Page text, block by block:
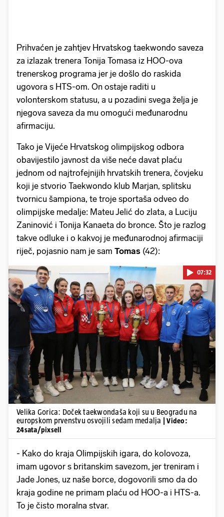
Prihvaćen je zahtjev Hrvatskog taekwondo saveza
za izlazak trenera Tonija Tomasa iz HOO-ova
trenerskog programa jer je došlo do raskida
ugovora s HTS-om. On ostaje raditi u
volonterskom statusu, a u pozadini svega želja je
njegova saveza da mu omogući međunarodnu
afirmaciju.
Tako je Vijeće Hrvatskog olimpijskog odbora
obavijestilo javnost da više neće davat plaću
jednom od najtrofejnijih hrvatskih trenera, čovjeku
koji je stvorio Taekwondo klub Marjan, splitsku
tvornicu šampiona, te troje sportaša odveo do
olimpijske medalje: Mateu Jelić do zlata, a Luciju
Zaninović i Tonija Kanaeta do bronce. Što je razlog
takve odluke i o kakvoj je međunarodnoj afirmaciji
riječ, pojasnio nam je sam Tomas (42):
Pokretanje videa...
07:32
Velika Gorica: Doček taekwondaša koji su u Beogradu na
europskom prvenstvu osvojili sedam medalja
| Video:
24sata/pixsell
- Kako do kraja Olimpijskih igara, do kolovoza,
imam ugovor s britanskim savezom, jer treniram i
Jade Jones, uz naše borce, dogovorili smo da do
kraja godine ne primam plaću od HOO-a i HTS-a.
To je čisto moralna stvar.